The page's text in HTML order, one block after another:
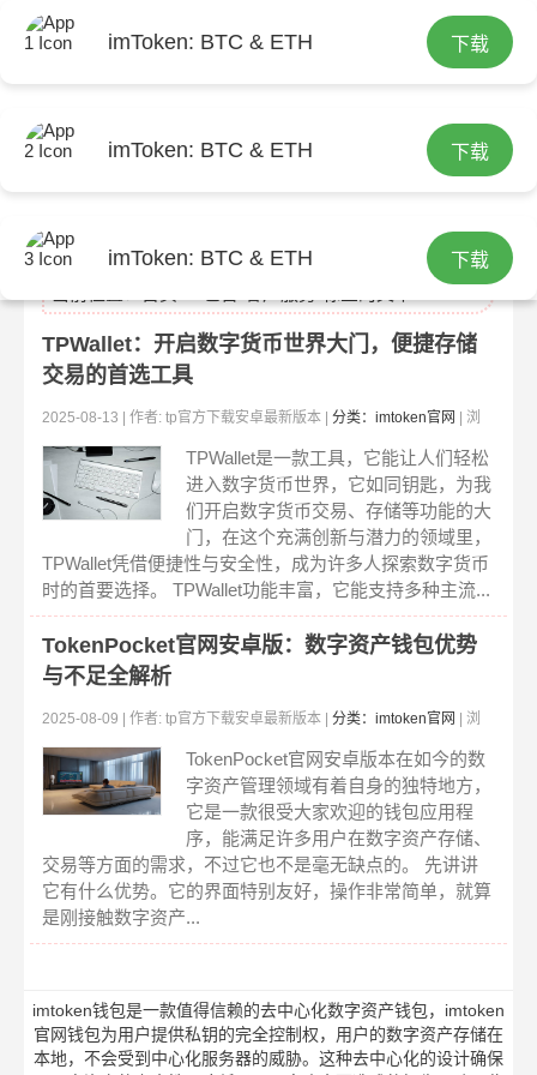
imToken: BTC & ETH 下载
imToken: BTC & ETH 下载
imToken: BTC & ETH 下载
TPWallet：开启数字货币世界大门，便捷存储
交易的首选工具
2025-08-13 | 作者: tp官方下载安卓最新版本 | 分类：imtoken官网 | 浏
览:501
TPWallet是一款工具，它能让人们轻松
进入数字货币世界，它如同钥匙，为我
们开启数字货币交易、存储等功能的大
门，在这个充满创新与潜力的领域里，
TPWallet凭借便捷性与安全性，成为许多人探索数字货币
时的首要选择。 TPWallet功能丰富，它能支持多种主流...
TokenPocket官网安卓版：数字资产钱包优势
与不足全解析
2025-08-09 | 作者: tp官方下载安卓最新版本 | 分类：imtoken官网 | 浏
览:546
TokenPocket官网安卓版本在如今的数
字资产管理领域有着自身的独特地方，
它是一款很受大家欢迎的钱包应用程
序，能满足许多用户在数字资产存储、
交易等方面的需求，不过它也不是毫无缺点的。 先讲讲
它有什么优势。它的界面特别友好，操作非常简单，就算
是刚接触数字资产...
imtoken钱包是一款值得信赖的去中心化数字资产钱包，imtoken
官网钱包为用户提供私钥的完全控制权，用户的数字资产存储在
本地，不会受到中心化服务器的威胁。这种去中心化的设计确保